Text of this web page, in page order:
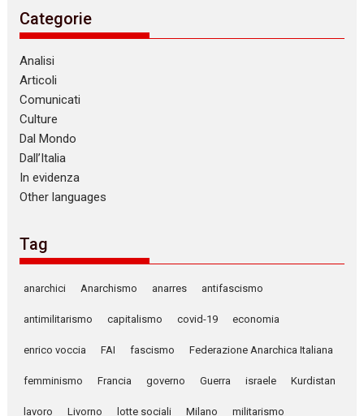
Categorie
Analisi
Articoli
Comunicati
Culture
Dal Mondo
Dall’Italia
In evidenza
Other languages
Tag
anarchici Anarchismo anarres antifascismo
antimilitarismo capitalismo covid-19 economia
enrico voccia FAI fascismo Federazione Anarchica Italiana
femminismo Francia governo Guerra israele Kurdistan
lavoro Livorno lotte sociali Milano militarismo